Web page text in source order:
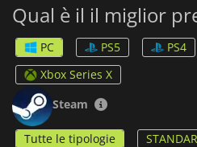
nel mondo emotivo di Leila, si
della fiducia e delle ombre
Attenzione:Il gioco contiene un
l'autolesionismo. Se ritenete che
sconvolgente, potete scegliere di
questo capitolo.
Qual è il il miglior
PC PS5 PS4
Xbox Series X
Steam
Tutte le tipologie